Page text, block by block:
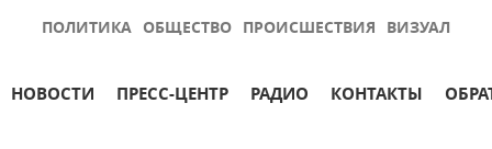
ПОЛИТИКА ОБЩЕСТВО ПРОИСШЕСТВИЯ ВИЗУАЛ
НОВОСТИ ПРЕСС-ЦЕНТР РАДИО КОНТАКТЫ